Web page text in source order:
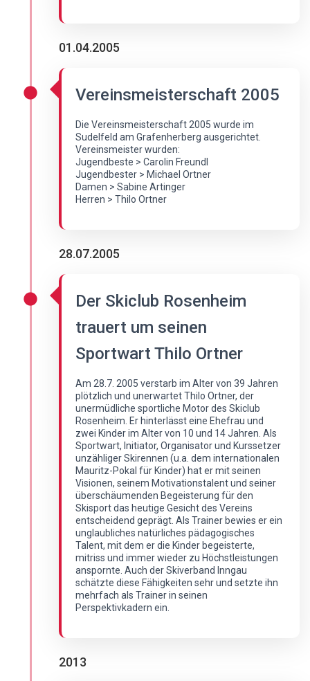
01.04.2005
Vereinsmeisterschaft 2005
Die Vereinsmeisterschaft 2005 wurde im
Sudelfeld am Grafenherberg ausgerichtet.
Vereinsmeister wurden:
Jugendbeste > Carolin Freundl
Jugendbester > Michael Ortner
Damen > Sabine Artinger
Herren > Thilo Ortner
28.07.2005
Der Skiclub Rosenheim
trauert um seinen
Sportwart Thilo Ortner
Am 28.7. 2005 verstarb im Alter von 39 Jahren
plötzlich und unerwartet Thilo Ortner, der
unermüdliche sportliche Motor des Skiclub
Rosenheim. Er hinterlässt eine Ehefrau und
zwei Kinder im Alter von 10 und 14 Jahren. Als
Sportwart, Initiator, Organisator und Kurssetzer
unzähliger Skirennen (u.a. dem internationalen
Mauritz-Pokal für Kinder) hat er mit seinen
Visionen, seinem Motivationstalent und seiner
überschäumenden Begeisterung für den
Skisport das heutige Gesicht des Vereins
entscheidend geprägt. Als Trainer bewies er ein
unglaubliches natürliches pädagogisches
Talent, mit dem er die Kinder begeisterte,
mitriss und immer wieder zu Höchstleistungen
anspornte. Auch der Skiverband Inngau
schätzte diese Fähigkeiten sehr und setzte ihn
mehrfach als Trainer in seinen
Perspektivkadern ein.
2013